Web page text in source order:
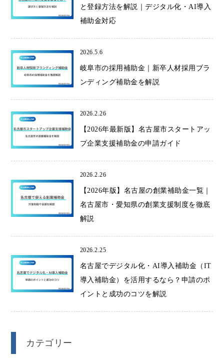
と登録方法を解説｜デジタル化・AI導入
補助金対応
2026.5.6
岐阜市の採用補助金｜新卒人材採用ブラ
ンディング補助金を解説
2026.2.26
【2026年最新版】名古屋市スタートアッ
プ企業支援補助金の申請ガイド
2026.2.26
【2026年版】名古屋の創業補助金一覧｜
名古屋市・愛知県の創業支援制度を徹底
解説
2026.2.25
名古屋でデジタル化・AI導入補助金（IT
導入補助金）を活用するなら？申請のポ
イントと成功のコツを解説
カテゴリー